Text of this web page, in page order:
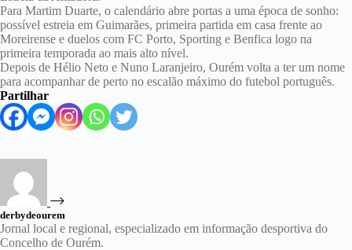
Para Martim Duarte, o calendário abre portas a uma época de sonho:
possível estreia em Guimarães, primeira partida em casa frente ao
Moreirense e duelos com FC Porto, Sporting e Benfica logo na
primeira temporada ao mais alto nível.
Depois de Hélio Neto e Nuno Laranjeiro, Ourém volta a ter um nome
para acompanhar de perto no escalão máximo do futebol português.
Partilhar
derbydeourem
Jornal local e regional, especializado em informação desportiva do
Concelho de Ourém.